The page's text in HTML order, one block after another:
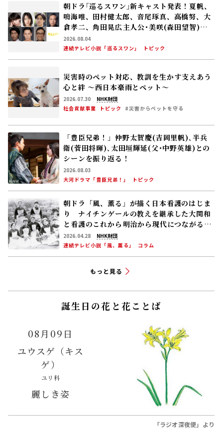
朝ドラ｢巡るスワン｣新キャスト発表！夏帆、
鳴海唯、田村健太郎、音尾琢真、高橋努、大
倉孝二、角田晃広――主人公･美咲(森田望智)が
交流する警察署の人々 2027年度前期放送
2026.08.04
連続テレビ小説「巡るスワン」
トピック
災害時のペット対応、教訓を生かす――支えあう
心と絆 〜西日本豪雨とペット〜
2026.07.30
NHK財団
社会貢献事業
トピック #災害からペットを守る
「豊臣兄弟！」仲野太賀――慶(吉岡里帆)､半兵
衛(菅田将暉)､太田垣輝延(父･中野英雄)との
シーンを振り返る！
2026.08.03
大河ドラマ「豊臣兄弟！」
トピック
朝ドラ「風、薫る」が描く日本看護のはじま
り ナイチンゲールの教えを継承した大関和
と看護のこれから――明治から現代につながる道
【後編】
2026.04.28
NHK財団
連続テレビ小説「風、薫る」
コラム
もっと見る
誕生日の花と花ことば
08月09日
ユウスゲ（キス
ゲ）
ユリ科
麗しき姿
「ラジオ深夜便」より